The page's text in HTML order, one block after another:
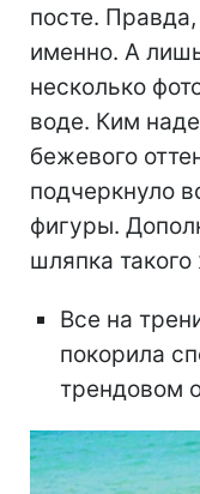
посте.
именно. А
несколько
воде. Ким
бежевого
подчеркнуло
фигуры.
шляпка
Все на
покорила
трендовом